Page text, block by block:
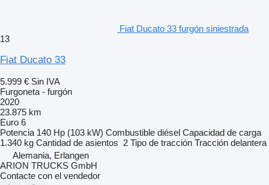
Fiat Ducato 33 furgón siniestrada
13
Fiat Ducato 33
5.999 € Sin IVA
Furgoneta - furgón
2020
23.875 km
Euro 6
Potencia 140 Hp (103 kW) Combustible diésel Capacidad de carga
1.340 kg Cantidad de asientos 2 Tipo de tracción Tracción delantera
Alemania, Erlangen
ARION TRUCKS GmbH
Contacte con el vendedor